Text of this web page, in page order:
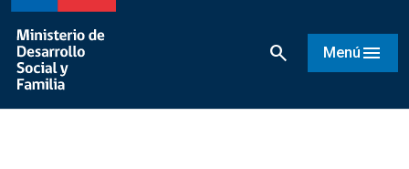
search Menú menu